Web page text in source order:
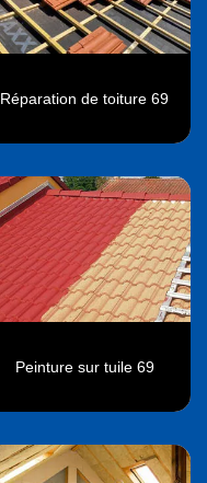
Réparation de toiture 69
Peinture sur tuile 69